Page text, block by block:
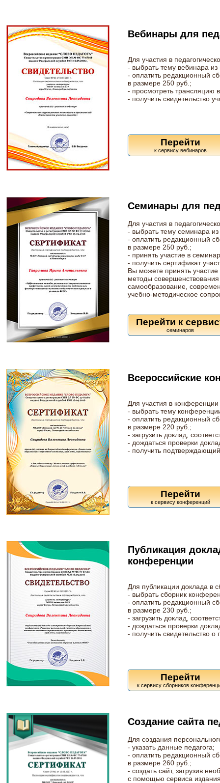
Вебинары для
Для участия в
- выбрать тему вебинара из
- оплатить редакционный
в размере 250 руб.;
- просмотреть трансляцию
- получить свидетельство
Перейти
к сервису вебинаров
Семинары для
Для участия в
- выбрать тему семинара
- оплатить редакционный
в размере 250 руб.;
- принять участие в
- получить сертификат
Вы можете принять
методы
самообразование,
учебно-методическое
Перейти к
Всероссийские
Для участия в
- выбрать тему
- оплатить редакционный
в размере 220 руб.;
- загрузить доклад,
- дождаться проверки
- получить
Перейти
к сервису конференций
Публикация
конференции
Для публикации доклада в
- выбрать сборник
- оплатить редакционный
в размере 230 руб.;
- загрузить доклад,
- дождаться проверки
- получить свидетельство
Перейти
Создание сайта
Для создания
- указать данные педагога;
- оплатить редакционный
в размере 260 руб.;
- создать сайт, загрузив
с помощью сервиса